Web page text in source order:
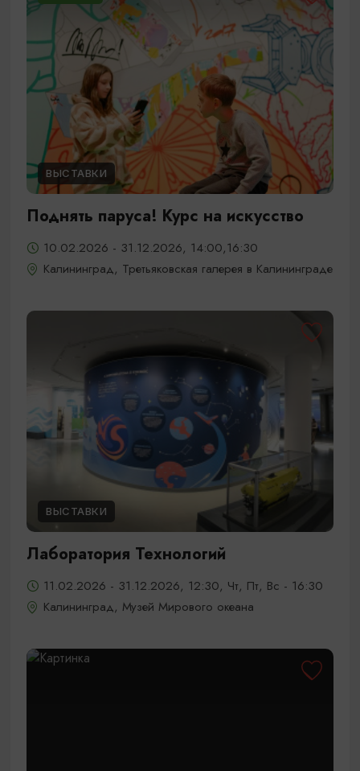
ВЫСТАВКИ
Поднять паруса! Курс на искусство
10.02.2026 - 31.12.2026, 14:00,16:30
Калининград, Третьяковская галерея в Калининграде
ВЫСТАВКИ
Лаборатория Технологий
11.02.2026 - 31.12.2026, 12:30, Чт, Пт, Вс - 16:30
Калининград, Музей Мирового океана